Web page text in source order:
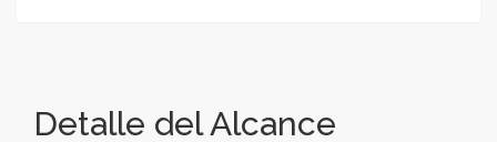
Detalle del Alcance